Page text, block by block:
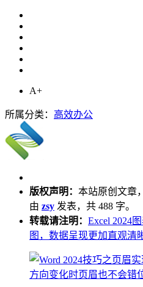
A+
所属分类： 高效办公
版权声明： 本站原创文章
由 zsy 发表，共 488 字。
转载请注明： Excel 2024
图，数据呈现更加直观清